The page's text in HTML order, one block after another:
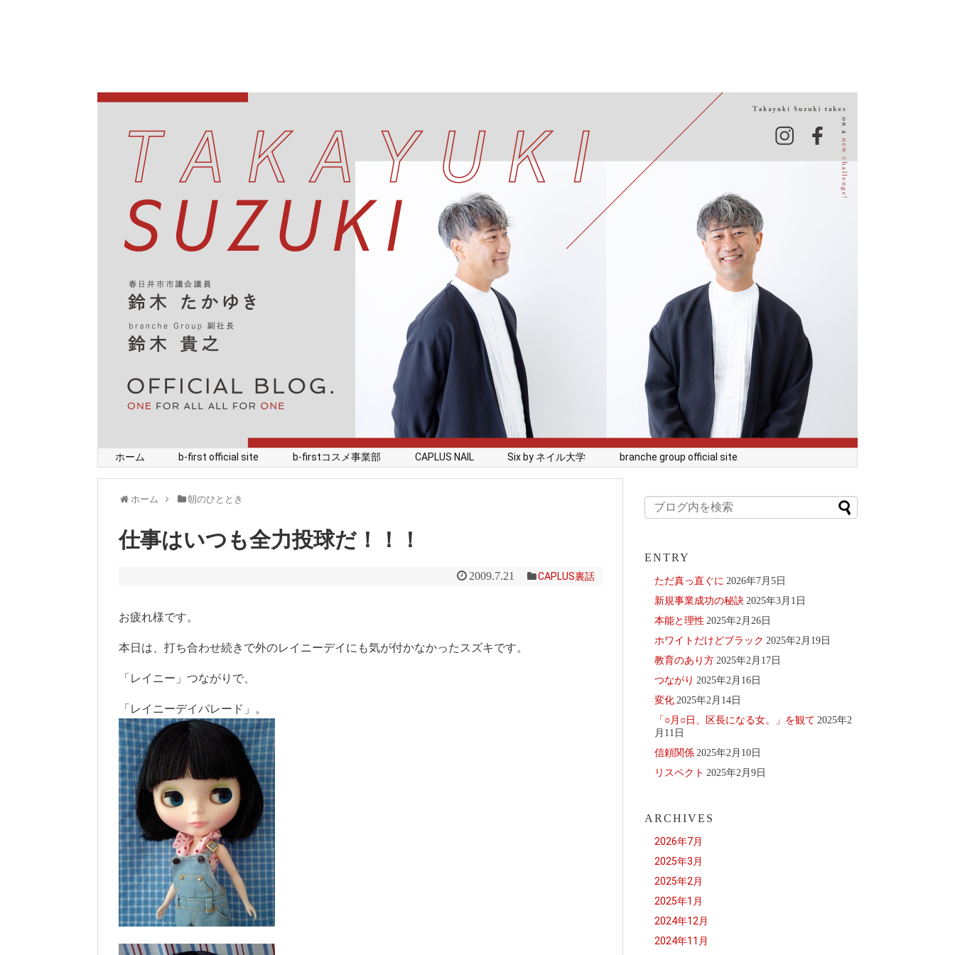
ホーム b-first official site b-firstコスメ事業部 CAPLUS NAIL Six by ネイル大学 branche group official site
ホーム 朝のひととき
仕事はいつも全力投球だ！！！
2009.7.21 CAPLUS裏話
お疲れ様です。
本日は、打ち合わせ続きで外のレイニーデイにも気が付かなかったスズキです。
「レイニー」つながりで、
「レイニーデイパレード」。
ENTRY
ただ真っ直ぐに 2026年7月5日
新規事業成功の秘訣 2025年3月1日
本能と理性 2025年2月26日
ホワイトだけどブラック 2025年2月19日
教育のあり方 2025年2月17日
つながり 2025年2月16日
変化 2025年2月14日
「○月○日、区長になる女。」を観て 2025年2
月11日
信頼関係 2025年2月10日
リスペクト 2025年2月9日
ARCHIVES
2026年7月
2025年3月
2025年2月
2025年1月
2024年12月
2024年11月